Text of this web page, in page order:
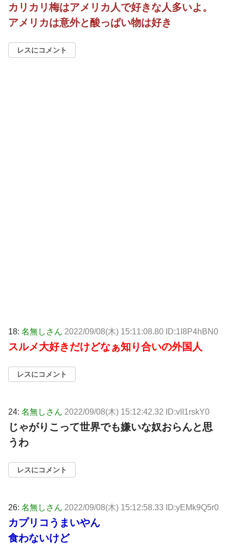
カリカリ梅はアメリカ人で好きな人多いよ。
アメリカは意外と酸っぱい物は好き
レスにコメント
18: 名無しさん 2022/09/08(木) 15:11:08.80 ID:1I8P4hBN0
スルメ大好きだけどなぁ知り合いの外国人
レスにコメント
24: 名無しさん 2022/09/08(木) 15:12:42.32 ID:vII1rskY0
じゃがりこって世界でも嫌いな奴おらんと思
うわ
レスにコメント
26: 名無しさん 2022/09/08(木) 15:12:58.33 ID:yEMk9Q5r0
カプリコうまいやん
食わないけど